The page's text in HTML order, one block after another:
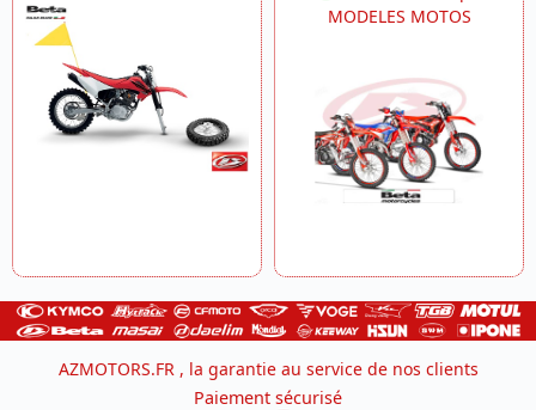
MODELES MOTOS
AZMOTORS.FR , la garantie au service de nos clients
Paiement sécurisé